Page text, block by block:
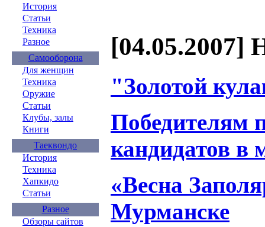
История
Статьи
Техника
Разное
Самооборона
Для женщин
Техника
Оружие
Статьи
Клубы, залы
Книги
Таеквондо
История
Техника
Хапкидо
Статьи
Разное
Обзоры сайтов
[04.05.2007]
"Золотой
Победителям
кандидатов в
«Весна
Мурманске